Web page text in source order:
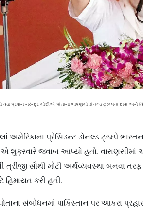
વડા પ્રધાન નરેન્દ્ર મોદીએ પોતાના ભાષણમાં ડોનલ્ડ ટ્રમ્પના દાવા
અમેરિકાના પ્રેસિડન્ટ ડોનલ્ડ ટ્રમ્પે
એ શુક્રવારે જવાબ આપ્યો હતો.
ત્રીજી સૌથી મોટી અર્થવ્યવસ્થા બનવા
હિમાયત કરી હતી.
સંબોધનમાં પાકિસ્તાન પર આકરા